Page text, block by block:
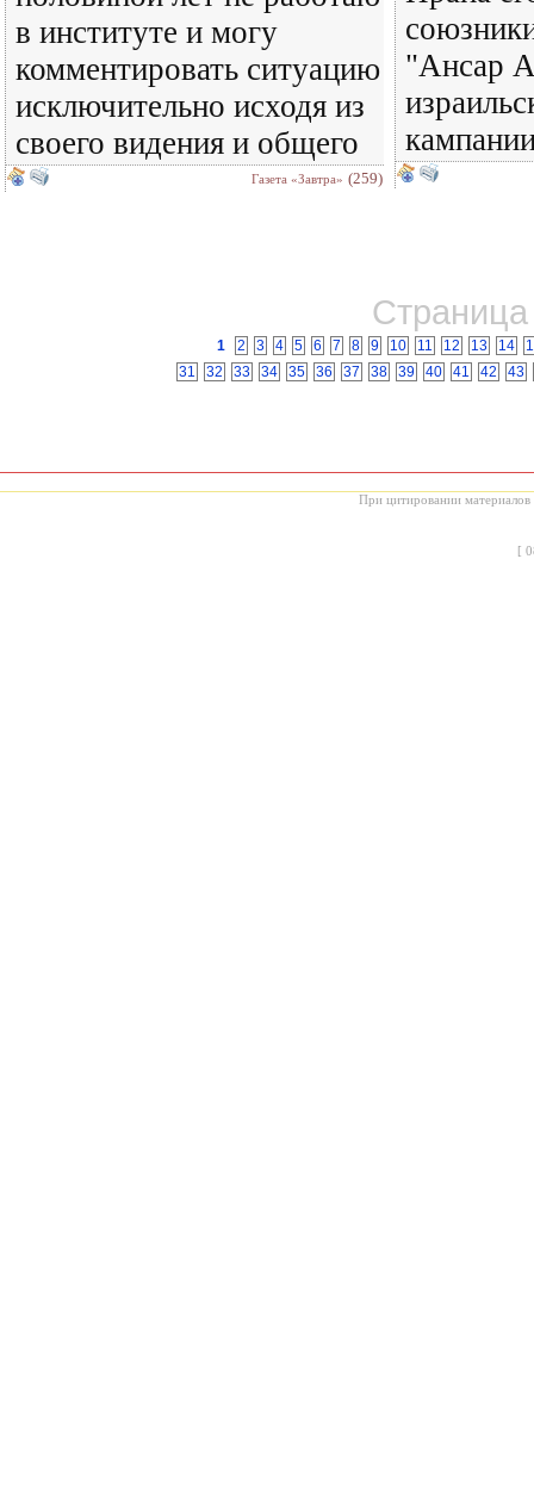
в институте и могу
комментировать ситуацию
исключительно исходя из
своего видения и общего
Газета «Завтра» (259)
"Ансар
1 2 3 4 5 6 7 8 9 10 11 12 13 14
31
32 33 34 35 36 37 38 39 40 41 42 43
При цитировании материалов
[